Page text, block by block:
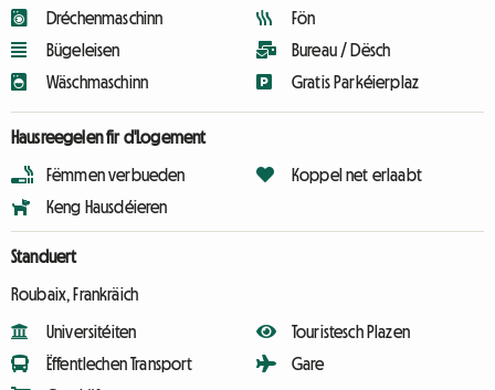
Dréchenmaschinn
Bügeleisen
Wäschmaschinn
Fön
Bureau / Dësch
Gratis Parkéierplaz
Hausreegelen fir d'Logement
Fëmmen verbueden
Keng Hausdéieren
Koppel net erlaabt
Standuert
Roubaix, Frankräich
Universitéiten
Ëffentlechen Transport
Touristesch Plazen
Gare